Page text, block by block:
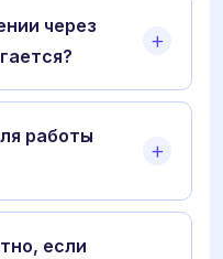
через
работы
если